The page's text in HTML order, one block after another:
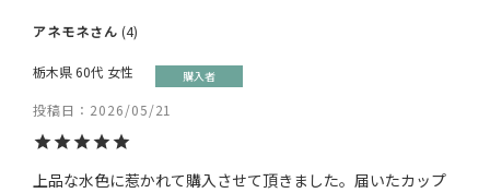
アネモネ 4
購入者
栃木県60代 女性
投稿日 2026/05/21
上品な水色に惹かれて購入させて頂きました。届いたカップ